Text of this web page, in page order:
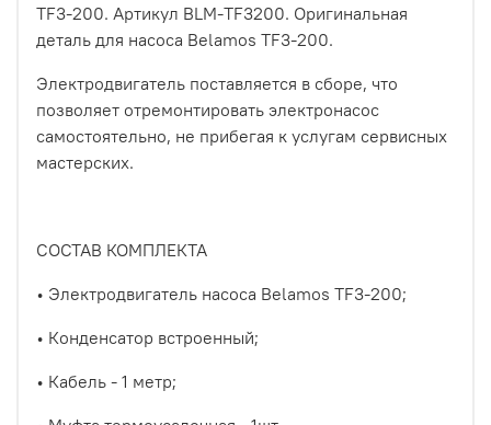
TF3-200. Артикул BLM-TF3200. Оригинальная
деталь для насоса Belamos TF3-200.
Электродвигатель поставляется в сборе, что
позволяет отремонтировать электронасос
самостоятельно, не прибегая к услугам сервисных
мастерских.
СОСТАВ КОМПЛЕКТА
• Электродвигатель насоса Belamos TF3-200;
• Конденсатор встроенный;
• Кабель - 1 метр;